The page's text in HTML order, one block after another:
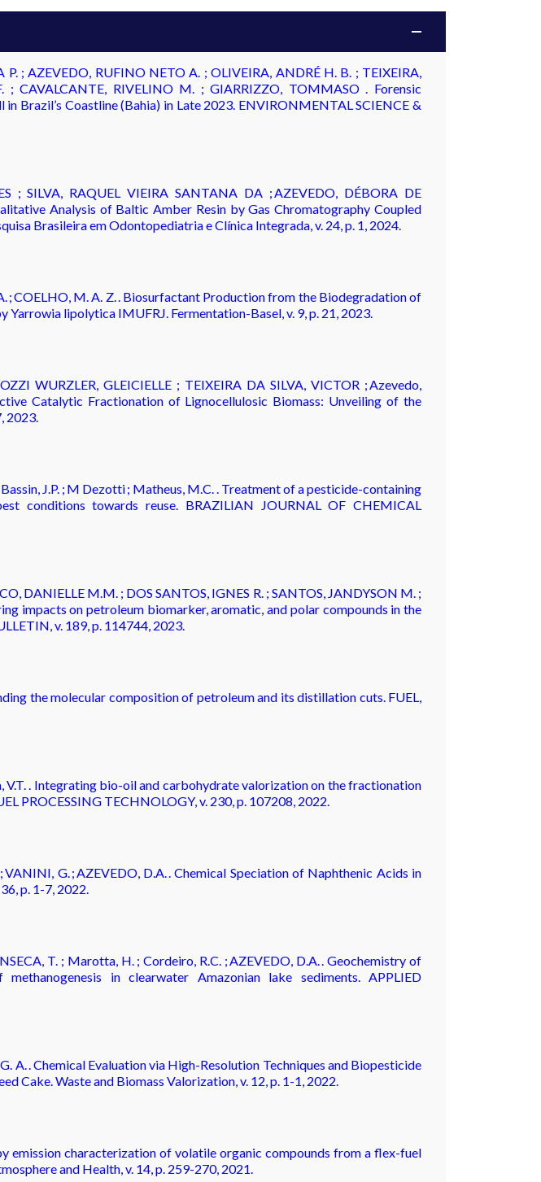
; AZEVEDO, RUFINO NETO A. ; OLIVEIRA, ANDRÉ H. B. ; TEIXEIRA,
; CAVALCANTE, RIVELINO M. ; GIARRIZZO, TOMMASO . Forensic
Brazil’s Coastline (Bahia) in Late 2023. ENVIRONMENTAL SCIENCE &
; SILVA, RAQUEL VIEIRA SANTANA DA ; AZEVEDO, DÉBORA DE
Analysis of Baltic Amber Resin by Gas Chromatography Coupled
Brasileira em Odontopediatria e Clínica Integrada, v. 24, p. 1, 2024.
A. ; COELHO, M. A. Z. . Biosurfactant Production from the Biodegradation of
lipolytica IMUFRJ. Fermentation-Basel, v. 9, p. 21, 2023.
WURZLER, GLEICIELLE ; TEIXEIRA DA SILVA, VICTOR ; Azevedo,
Catalytic Fractionation of Lignocellulosic Biomass: Unveiling of the
2023.
J.P. ; M Dezotti ; Matheus, M.C. . Treatment of a pesticide-containing
conditions towards reuse. BRAZILIAN JOURNAL OF CHEMICAL
DANIELLE M.M. ; DOS SANTOS, IGNES R. ; SANTOS, JANDYSON M. ;
impacts on petroleum biomarker, aromatic, and polar compounds in the
v. 189, p. 114744, 2023.
the molecular composition of petroleum and its distillation cuts. FUEL,
V.T. . Integrating bio-oil and carbohydrate valorization on the fractionation
PROCESSING TECHNOLOGY, v. 230, p. 107208, 2022.
VANINI, G. ; AZEVEDO, D.A. . Chemical Speciation of Naphthenic Acids in
p. 1-7, 2022.
T. ; Marotta, H. ; Cordeiro, R.C. ; AZEVEDO, D.A. . Geochemistry of
in clearwater Amazonian lake sediments. APPLIED
G. A. . Chemical Evaluation via High-Resolution Techniques and Biopesticide
Cake. Waste and Biomass Valorization, v. 12, p. 1-1, 2022.
emission characterization of volatile organic compounds from a flex-fuel
and Health, v. 14, p. 259-270, 2021.